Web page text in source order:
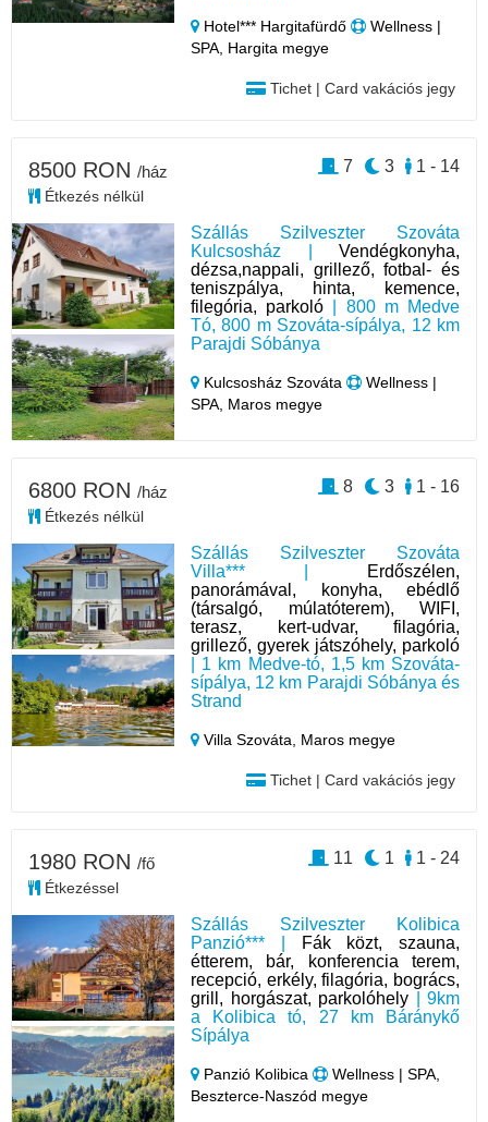
Hotel*** Hargitafürdő
Wellness |
SPA, Hargita megye
Tichet | Card vakációs jegy
Szállás Szilveszter Szováta
Kulcsosház | Vendégkonyha,
dézsa,nappali, grillező, fotbal- és
teniszpálya, hinta, kemence,
filegória, parkoló | 800 m Medve
Tó, 800 m Szováta-sípálya, 12 km
Parajdi Sóbánya
Kulcsosház Szováta
Wellness |
SPA, Maros megye
8500 RON /ház
Étkezés nélkül
1 - 14
3
7
Szállás Szilveszter Szováta
Villa*** |
Erdőszélen,
panorámával, konyha, ebédlő
(társalgó, múlatóterem), WIFI,
terasz, kert-udvar, filagória,
grillező, gyerek játszóhely, parkoló
| 1 km Medve-tó, 1,5 km Szováta-
sípálya, 12 km Parajdi Sóbánya és
Strand
Villa Szováta, Maros megye
Tichet | Card vakációs jegy
6800 RON /ház
Étkezés nélkül
1 - 16
3
8
Szállás Szilveszter Kolibica
Panzió*** |
Fák közt, szauna,
étterem, bár, konferencia terem,
recepció, erkély, filagória, bogrács,
grill, horgászat, parkolóhely | 9km
a Kolibica tó, 27 km Báránykő
Sípálya
Panzió Kolibica
Wellness | SPA,
Beszterce-Naszód megye
1980 RON /fő
Étkezéssel
1 - 24
1
11